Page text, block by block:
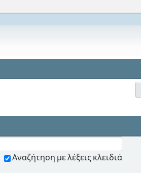
Αναζήτηση με λέξεις κλειδιά